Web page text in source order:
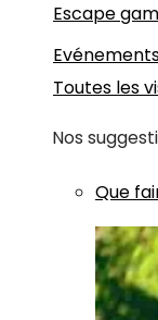
Escape
Toutes les
Nos
Que